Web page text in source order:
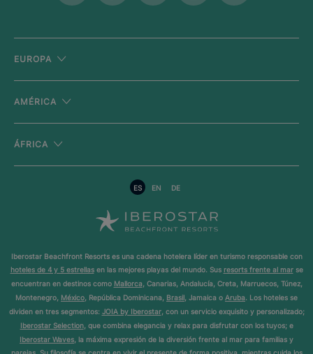
EUROPA
AMÉRICA
ÁFRICA
ES EN DE
Iberostar Beachfront Resorts es una cadena hotelera líder en turismo responsable con
hoteles de 4 y 5 estrellasen las mejores playas del mundo. Sus resorts frente al marse
encuentran en destinos como Mallorca, Canarias, Andalucía, Creta, Marruecos, Túnez,
Montenegro, México, República Dominicana, Brasil, Jamaica o Aruba. Los hoteles se
dividen en tres segmentos: JOIA by Iberostar, con un servicio exquisito y personalizado;
Iberostar Selection, que combina elegancia y relax para disfrutar con los tuyos; e
Iberostar Waves, la máxima expresión de la diversión frente al mar para familias y